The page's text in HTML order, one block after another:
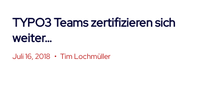
TYPO3 Teams zertifizieren sich
weiter…
Juli 16, 2018 • Tim Lochmüller